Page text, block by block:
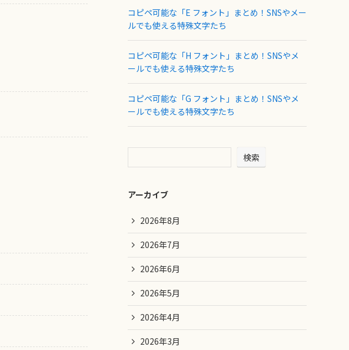
コピペ可能な「E フォント」まとめ！SNSやメー
ルでも使える特殊文字たち
コピペ可能な「H フォント」まとめ！SNSやメ
ールでも使える特殊文字たち
コピペ可能な「G フォント」まとめ！SNSやメ
ールでも使える特殊文字たち
検索
アーカイブ
2026年8月
2026年7月
2026年6月
2026年5月
2026年4月
2026年3月